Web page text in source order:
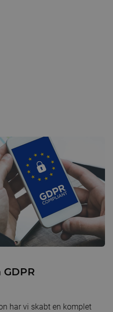
har vi skabt en komplet